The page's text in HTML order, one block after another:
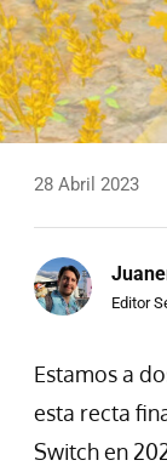
28 Abril 2023
Editor
Estamos a
esta recta
Switch en